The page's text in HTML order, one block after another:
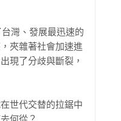
灣、發展最迅速的
夾雜著社會加速進
現了分歧與斷裂，
世代交替的拉鋸中
何從？